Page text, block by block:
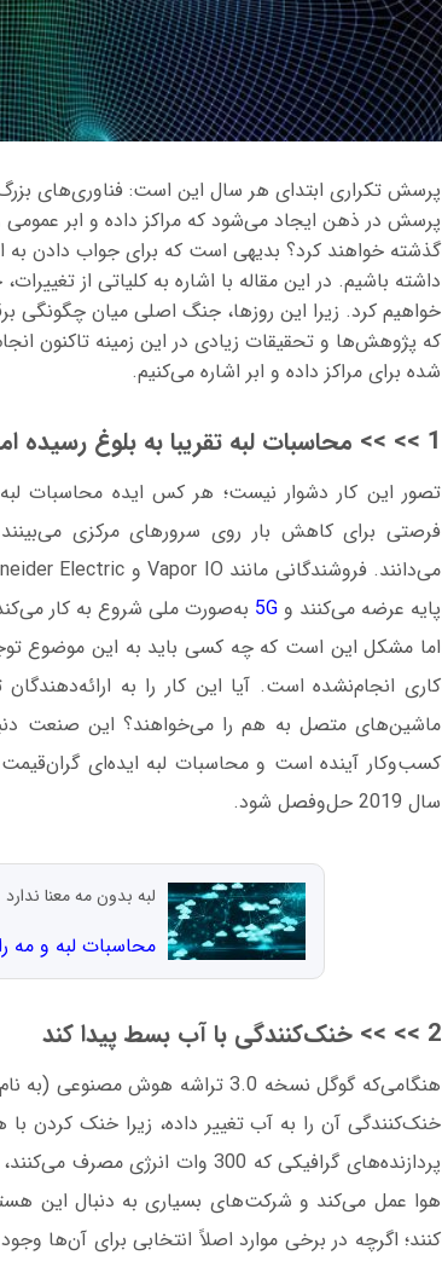
پرسش در ذهن ایجاد می‌شود که مراکز داده و ابر
گذشته خواهند کرد؟ بدیهی است که برای جواب دادن
داشته باشیم. در این مقاله با اشاره به کلیاتی از
خواهیم کرد. زیرا این روزها، جنگ اصلی میان چگونگی
که پژوهش‌ها و تحقیقات زیادی در این زمینه تاکنون
شده برای مراکز داده و ابر اشاره می‌کنیم.
1 >> >> محاسبات لبه تقریبا به بلوغ رسیده اما به یک مدل تجاری نیاز دارد
تصور این کار دشوار نیست؛ هر کس ایده محاسبات لبه
فرصتی برای کاهش بار روی سرورهای مرکزی
پایه عرضه می‌کنند و 5G به‌صورت ملی شروع به کار
اما مشکل این است که چه کسی باید به این موضوع
کاری انجام‌نشده است. آیا این کار را به
ماشین‌های متصل به هم را می‌خواهند؟ این صنعت
کسب‌وکار آینده است و محاسبات لبه ایده‌ای
سال 2019 حل‌وفصل شود.
لبه بدون مه معنا ندارد
محاسبات لبه و مه
2 >> >> خنک‌کنندگی با آب بسط پیدا کند
پردازنده‌های گرافیکی که 300 وات
هوا عمل می‌کند و شرکت‌های بسیاری به دنبال این
کنند؛ اگرچه در برخی موارد اصلاً انتخابی برای آن‌ها